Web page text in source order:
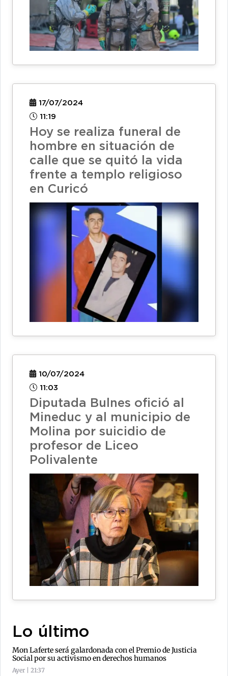
17/07/2024
11:19
Hoy se realiza funeral de
hombre en situación de
calle que se quitó la vida
frente a templo religioso
en Curicó
10/07/2024
11:03
Diputada Bulnes ofició al
Mineduc y al municipio de
Molina por suicidio de
profesor de Liceo
Polivalente
Lo último
Mon Laferte será galardonada con el Premio de Justicia
Social por su activismo en derechos humanos
Ayer | 21:37